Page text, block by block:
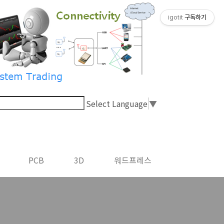
Select Language▼
PCB 3D 워드프레스
igotit 구독하기